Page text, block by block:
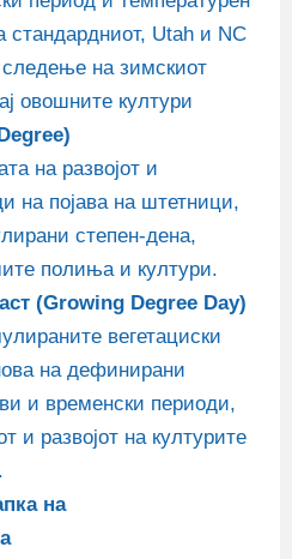
стандардниот, Utah и NC
на зимскиот
овошните култури
на развојот и
на појава на штетници,
степен-дена,
полиња и култури.
(Growing Degree Day)
вегетациски
на дефинирани
и временски периоди,
и развојот на културите
на